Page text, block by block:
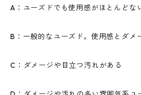
A：ユーズドでも使用感がほとんどな
B：一般的なユーズド。使用感とダメ
C：ダメージや目立つ汚れがある